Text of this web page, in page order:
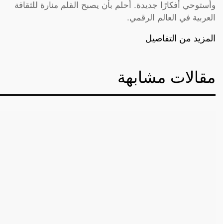
وأستوحي أفكارًا جديدة. أحلم بأن يصبح القلم منارة للثقافة
العربية في العالم الرقمي.
المزيد من التفاصيل
مقالات مشابهة